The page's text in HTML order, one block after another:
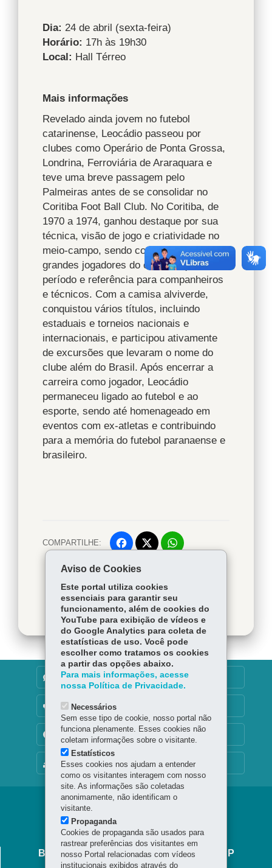
Dia: 24 de abril (sexta-feira)
Horário: 17h às 19h30
Local: Hall Térreo
Mais informações
Revelado ainda jovem no futebol
catarinense, Leocádio passeou por
clubes como Operário de Ponta Grossa,
Londrina, Ferroviária de Araraquara e
teve uma breve passagem pelo
Palmeiras antes de se consolidar no
Coritiba Foot Ball Club. No Coritiba, de
1970 a 1974, ganhou destaque por sua
técnica, visão de jogo e criatividade no
meio-campo, sendo considerado um dos
grandes jogadores do clube naquele
período e referência para companheiros
e técnicos. Com a camisa alviverde,
conquistou vários títulos, incluindo
estaduais e torneios nacionais e
internacionais, e participou ativamente
de excursões que levaram o nome do
clube além do Brasil. Após encerrar a
carreira como jogador, Leocádio
permaneceu ligado ao futebol e ao
esporte, sendo até homenageado em
eventos com ex-atletas e contribuindo
para a memória do futebol paranaense e
brasileiro.
COMPARTILHE: Facebook
Voltar Início
Baixar
MAPA DO SITE
DENUNCIE CORRUPÇÃO
OUVIDORIA
TRANSPARÊNCIA INSTITUCIONAL
Navegação
principal
BIBLIOTECA PÚBLICA DO PARANÁ - BPP
Aviso de Cookies
Este portal utiliza cookies
essenciais para garantir seu
funcionamento, além de cookies do
YouTube para exibição de vídeos e
do Google Analytics para coleta de
estatísticas de uso. Você pode
escolher como tratamos os cookies
a partir das opções abaixo.
Para mais informações, acesse
nossa Política de Privacidade.
Necessários
Sem esse tipo de cookie, nosso portal não
funciona plenamente. Esses cookies não
coletam informações sobre o visitante.
Estatísticos
Esses cookies nos ajudam a entender
como os visitantes interagem com nosso
site. As informações são coletadas
anonimamente, não identificam o
visitante.
Propaganda
Cookies de propaganda são usados para
rastrear preferências dos visitantes em
nosso Portal relacionadas com vídeos
institucionais exibidos através do